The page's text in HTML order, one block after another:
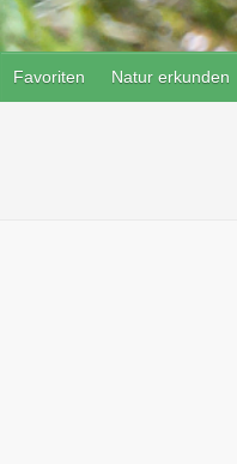
Favoriten Natur erkunden